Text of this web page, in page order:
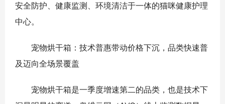
安全防护、健康监测、环境清洁于一体的猫咪健康护理
中心。
宠物烘干箱：技术普惠带动价格下沉，品类快速普
及迈向全场景覆盖
宠物烘干箱是一季度增速第二的品类，也是技术下